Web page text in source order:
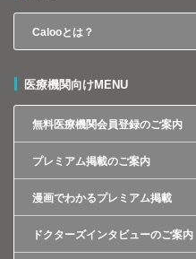
Calooとは？
医療機関向けMENU
無料医療機関会員登録のご案内
プレミアム掲載のご案内
漫画でわかるプレミアム掲載
ドクターズインタビューのご案内